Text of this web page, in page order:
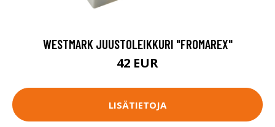
WESTMARK JUUSTOLEIKKURI "FROMAREX"
42 EUR
LISÄTIETOJA